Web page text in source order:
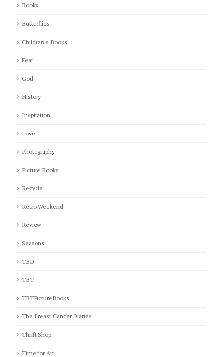
Books
Butterflies
Children's Books
Fear
God
History
Inspiration
Love
Photography
Picture Books
Recycle
Retro Weekend
Review
Seasons
TBD
TBT
TBTPictureBooks
The Breast Cancer Diaries
Thrift Shop
Time for Art